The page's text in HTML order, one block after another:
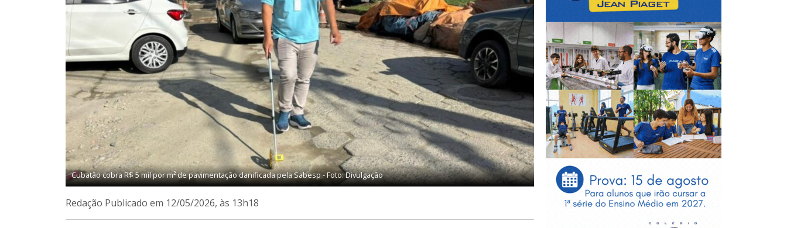
Cubatão cobra R$ 5 mil por m² de pavimentação danificada pela Sabesp - Foto: Divulgação
Redação Publicado em 12/05/2026, às 13h18